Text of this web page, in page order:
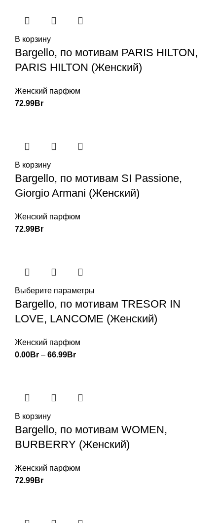
В корзину
Bargello, по мотивам PARIS HILTON,
PARIS HILTON (Женский)
Женский парфюм
72.99Br
В корзину
Bargello, по мотивам SI Passione,
Giorgio Armani (Женский)
Женский парфюм
72.99Br
Выберите параметры
Bargello, по мотивам TRESOR IN
LOVE, LANCOME (Женский)
Женский парфюм
0.00Br – 66.99Br
В корзину
Bargello, по мотивам WOMEN,
BURBERRY (Женский)
Женский парфюм
72.99Br